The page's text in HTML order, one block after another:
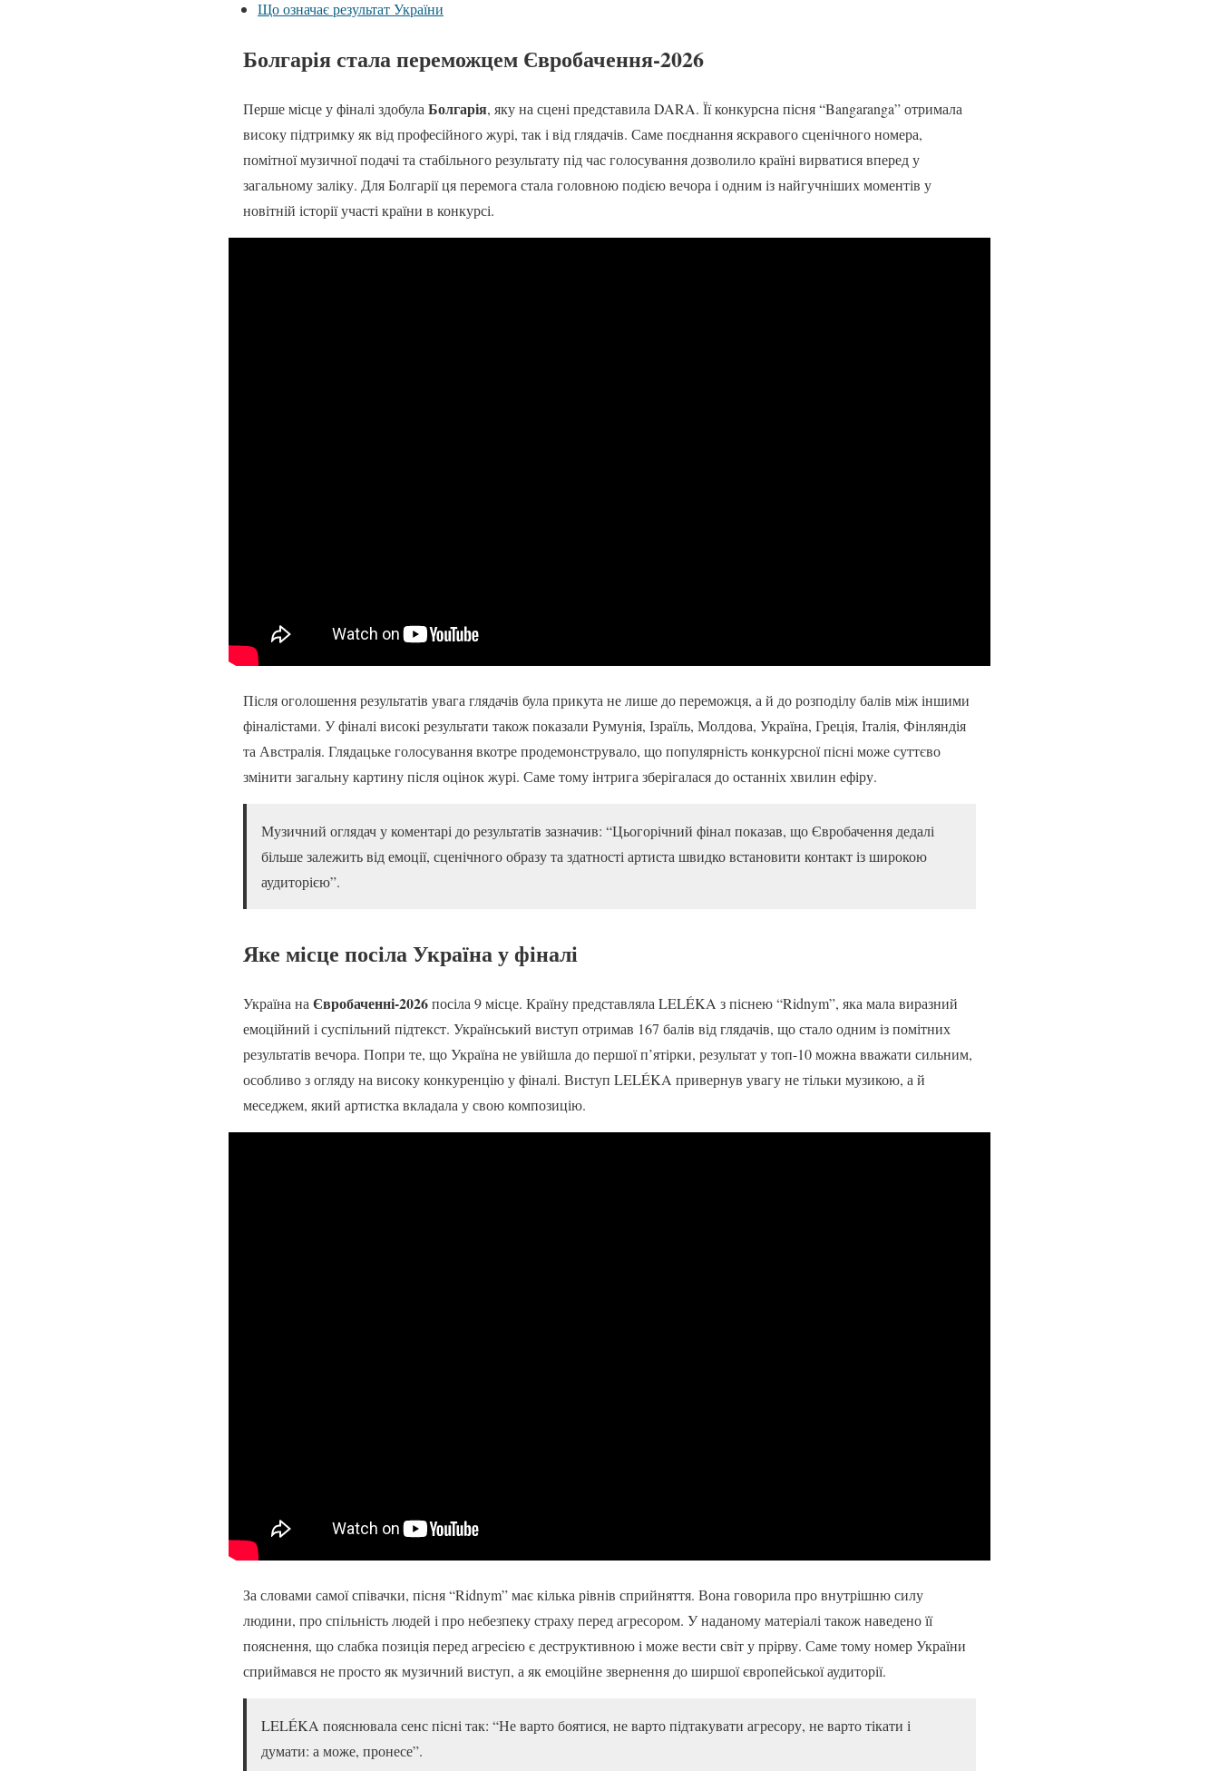
Що означає результат України
Болгарія стала переможцем Євробачення-2026
Перше місце у фіналі здобула Болгарія, яку на сцені представила DARA. Її конкурсна пісня “Bangaranga” отримала
високу підтримку як від професійного журі, так і від глядачів. Саме поєднання яскравого сценічного номера,
помітної музичної подачі та стабільного результату під час голосування дозволило країні вирватися вперед у
загальному заліку. Для Болгарії ця перемога стала головною подією вечора і одним із найгучніших моментів у
новітній історії участі країни в конкурсі.
Після оголошення результатів увага глядачів була прикута не лише до переможця, а й до розподілу балів між іншими
фіналістами. У фіналі високі результати також показали Румунія, Ізраїль, Молдова, Україна, Греція, Італія, Фінляндія
та Австралія. Глядацьке голосування вкотре продемонструвало, що популярність конкурсної пісні може суттєво
змінити загальну картину після оцінок журі. Саме тому інтрига зберігалася до останніх хвилин ефіру.
Музичний оглядач у коментарі до результатів зазначив: “Цьогорічний фінал показав, що Євробачення дедалі
більше залежить від емоції, сценічного образу та здатності артиста швидко встановити контакт із широкою
аудиторією”.
Яке місце посіла Україна у фіналі
Україна на Євробаченні-2026посіла 9 місце. Країну представляла LELÉKA з піснею “Ridnym”, яка мала виразний
емоційний і суспільний підтекст. Український виступ отримав 167 балів від глядачів, що стало одним із помітних
результатів вечора. Попри те, що Україна не увійшла до першої п’ятірки, результат у топ-10 можна вважати сильним,
особливо з огляду на високу конкуренцію у фіналі. Виступ LELÉKA привернув увагу не тільки музикою, а й
меседжем, який артистка вкладала у свою композицію.
За словами самої співачки, пісня “Ridnym” має кілька рівнів сприйняття. Вона говорила про внутрішню силу
людини, про спільність людей і про небезпеку страху перед агресором. У наданому матеріалі також наведено її
пояснення, що слабка позиція перед агресією є деструктивною і може вести світ у прірву. Саме тому номер України
сприймався не просто як музичний виступ, а як емоційне звернення до ширшої європейської аудиторії.
LELÉKA пояснювала сенс пісні так: “Не варто боятися, не варто підтакувати агресору, не варто тікати і
думати: а може, пронесе”.